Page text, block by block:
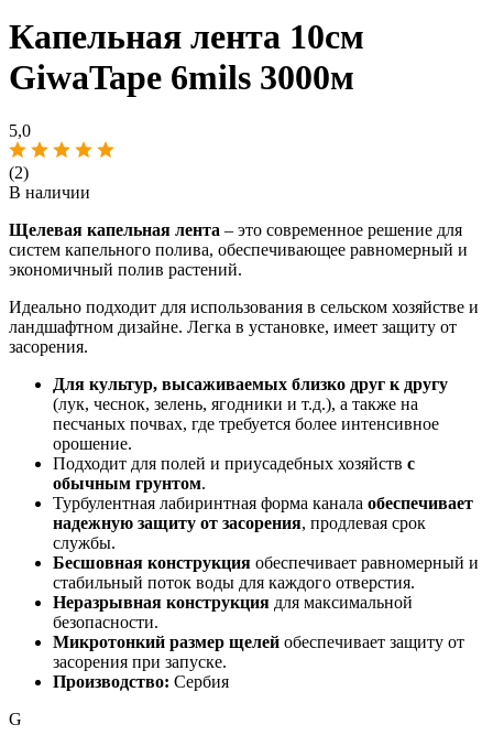
Капельная лента 10см
GiwaTape 6mils 3000м
5,0
(2)
В наличии
Щелевая капельная лента – это современное решение для
систем капельного полива, обеспечивающее равномерный и
экономичный полив растений.
Идеально подходит для использования в сельском хозяйстве и
ландшафтном дизайне. Легка в установке, имеет защиту от
засорения.
Для культур, высаживаемых близко друг к другу
(лук, чеснок, зелень, ягодники и т.д.), а также на
песчаных почвах, где требуется более интенсивное
орошение.
Подходит для полей и приусадебных хозяйств с
обычным грунтом.
Турбулентная лабиринтная форма канала обеспечивает
надежную защиту от засорения, продлевая срок
службы.
Бесшовная конструкция обеспечивает равномерный и
стабильный поток воды для каждого отверстия.
Неразрывная конструкция для максимальной
безопасности.
Микротонкий размер щелей обеспечивает защиту от
засорения при запуске.
Производство: Сербия
G